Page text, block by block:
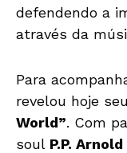
defendendo a
através da
Para
revelou hoje
World”. Com
soul P.P. Arnold